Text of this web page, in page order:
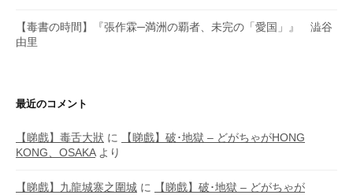
【毒書の時間】『張作霖─満洲の覇者、未完の「愛国」』 澁谷
由里
最近のコメント
【睇戲】毒舌大狀 に
【睇戲】破･地獄 – どがちゃがHONG
KONG、OSAKAより
【睇戲】九龍城寨之圍城 に
【睇戲】破･地獄 – どがちゃが